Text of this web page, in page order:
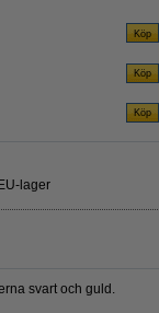
EU-lager
svart och guld.